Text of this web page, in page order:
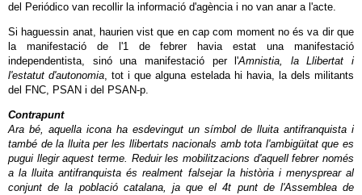
del Periódico van recollir la informació d'agència i no van anar a l'acte.
Si haguessin anat, haurien vist que en cap com moment no és va dir que
la manifestació de l'1 de febrer havia estat una manifestació
independentista, sinó una manifestació per l'Amnistia, la Llibertat i
l'estatut d'autonomia, tot i que alguna estelada hi havia, la dels militants
del FNC, PSAN i del PSAN-p.
Contrapunt
Ara bé, aquella icona ha esdevingut un símbol de lluita antifranquista i
també de la lluita per les llibertats nacionals amb tota l'ambigüitat que es
pugui llegir aquest terme. Reduir les mobilitzacions d'aquell febrer només
a la lluita antifranquista és realment falsejar la història i menysprear al
conjunt de la població catalana, ja que el 4t punt de l'Assemblea de